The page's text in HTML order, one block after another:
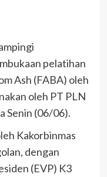
pelatihan
Ash (FABA) oleh
oleh PT PLN
Senin (06/06).
Kakorbinmas
dengan
(EVP) K3